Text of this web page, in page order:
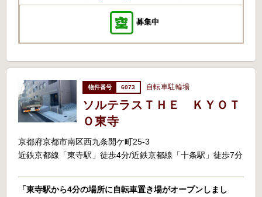
募集中
6073 自転車駐輪場
ソルテラスＴＨＥ ＫＹＯＴ
Ｏ東寺
京都府京都市南区西九条開ケ町25-3
近鉄京都線「東寺駅」徒歩4分/近鉄京都線「十条駅」徒歩7分
「東寺駅から4分の場所に自転車置き場がオープンしまし